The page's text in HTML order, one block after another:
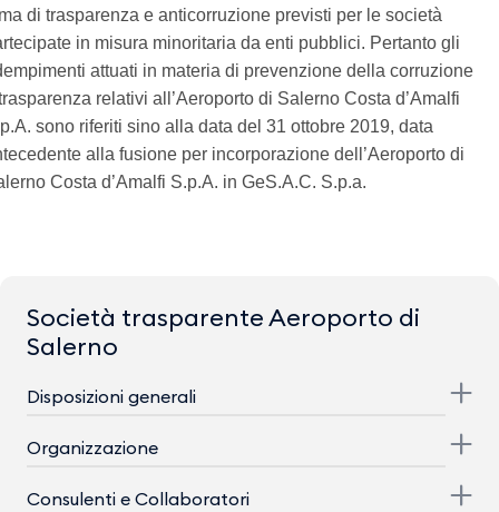
di trasparenza e anticorruzione previsti per le società
in misura minoritaria da enti pubblici. Pertanto gli
attuati in materia di prevenzione della corruzione
relativi all’Aeroporto di Salerno Costa d’Amalfi
sono riferiti sino alla data del 31 ottobre 2019, data
alla fusione per incorporazione dell’Aeroporto di
Costa d’Amalfi S.p.A. in GeS.A.C. S.p.a.
Società trasparente Aeroporto di
Salerno
Disposizioni generali
Organizzazione
Consulenti e Collaboratori